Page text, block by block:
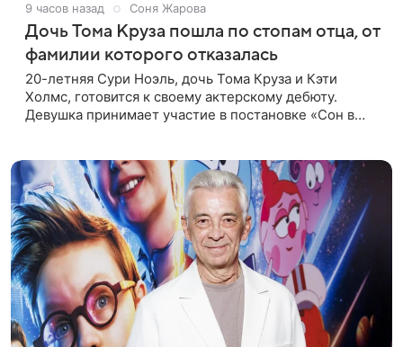
9 часов назад Соня Жарова
Дочь Тома Круза пошла по стопам отца, от
фамилии которого отказалась
20-летняя Сури Ноэль, дочь Тома Круза и Кэти
Холмс, готовится к своему актерскому дебюту.
Девушка принимает участие в постановке «Сон в